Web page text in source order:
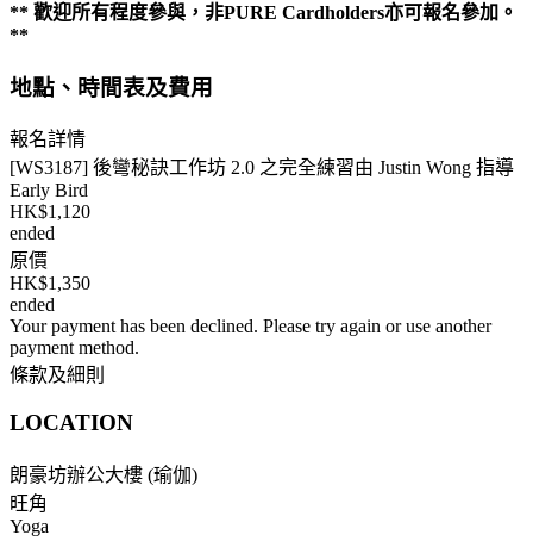
** 歡迎所有程度參與，非PURE Cardholders亦可報名參加。
**
地點、時間表及費用
報名詳情
[WS3187] 後彎秘訣工作坊 2.0 之完全練習由 Justin Wong 指導
Early Bird
HK$1,120
ended
原價
HK$1,350
ended
Your payment has been declined. Please try again or use another
payment method.
條款及細則
LOCATION
朗豪坊辦公大樓 (瑜伽)
旺角
Yoga